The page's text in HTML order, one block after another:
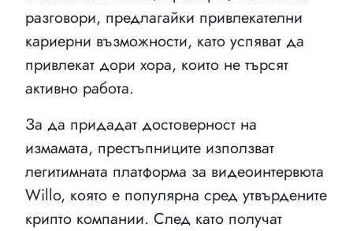
разговори, предлагайки привлекателни
кариерни възможности, като успяват да
привлекат дори хора, които не търсят
активно работа.
За да придадат достоверност на
измамата, престъпниците използват
легитимната платформа за видеоинтервюта
Willo, която е популярна сред утвърдените
крипто компании. След като получат